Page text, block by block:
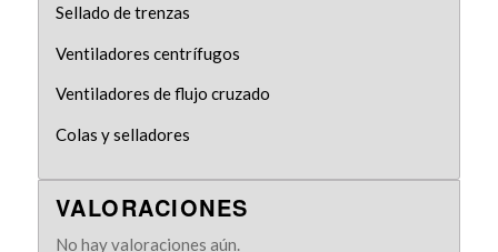
Sellado de trenzas
Ventiladores centrífugos
Ventiladores de flujo cruzado
Colas y selladores
VALORACIONES
No hay valoraciones aún.